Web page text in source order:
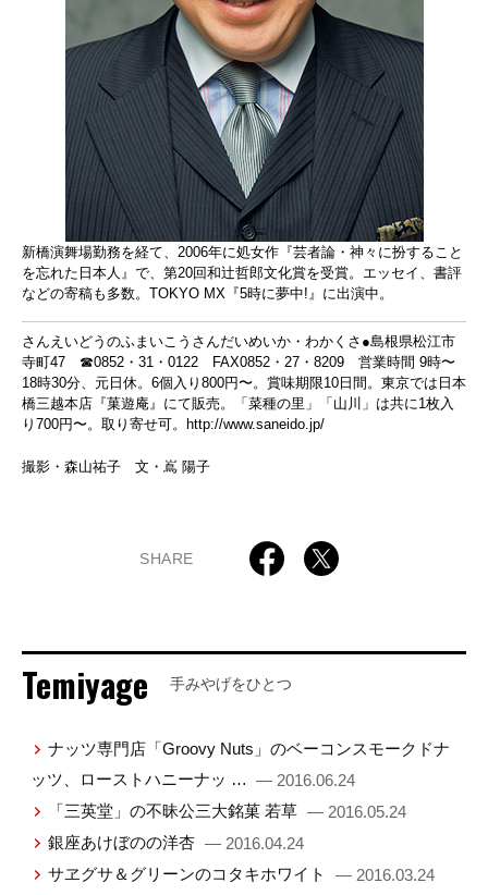
新橋演舞場勤務を経て、2006年に処女作『芸者論・神々に扮すること
を忘れた日本人』で、第20回和辻哲郎文化賞を受賞。エッセイ、書評
などの寄稿も多数。TOKYO MX『5時に夢中!』に出演中。
さんえいどうのふまいこうさんだいめいか・わかくさ●島根県松江市
寺町47 ☎0852・31・0122 FAX0852・27・8209 営業時間 9時〜
18時30分、元日休。6個入り800円〜。賞味期限10日間。東京では日本
橋三越本店『菓遊庵』にて販売。「菜種の里」「山川」は共に1枚入
り700円〜。取り寄せ可。
http://www.saneido.jp/
撮影・森山祐子 文・嶌 陽子
SHARE
Temiyage 手みやげをひとつ
ナッツ専門店「Groovy Nuts」のベーコンスモークドナ
ッツ、ローストハニーナッ … — 2016.06.24
「三英堂」の不昧公三大銘菓 若草 — 2016.05.24
銀座あけぼのの洋杏 — 2016.04.24
サヱグサ＆グリーンのコタキホワイト
— 2016.03.24